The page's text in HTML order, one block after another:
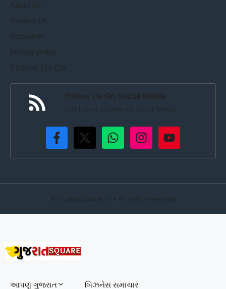
About Us
Contact Us
Disclaimer
Privacy policy
Follow Us On
Follow Us On Social Media
Get Latest Update On Social Media
© GujaratSquare.in • All rights reserved
આપણું ગુજરાત બિઝનેસ સમાચાર